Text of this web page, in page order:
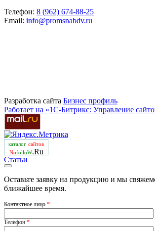
Телефон: 8 (962) 674-88-25
Email: info@promsnabdv.ru
Разработка сайта Бизнеc профиль
Работает на «1С-Битрикс: Управление
каталог сайтов
NofolloW.Ru
Статьи
Оставьте заявку на продукцию и мы
ближайшее время.
Контактное лицо *
Телефон *